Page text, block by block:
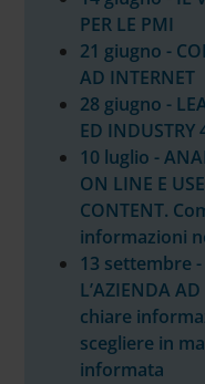
PER LE PMI
21 giugno -
AD INTERNET
28 giugno -
ED INDUSTRY
10 luglio -
ON LINE E
CONTENT.
informazioni
13 settembre -
L’AZIENDA
chiare
scegliere in
informata